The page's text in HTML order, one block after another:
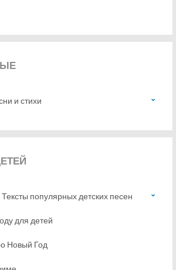
и стихи
популярных детских песен
для детей
Новый Год